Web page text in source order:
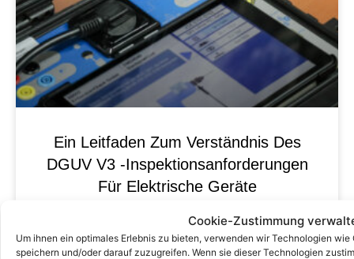
Cookie-Zustimmung
Um ihnen ein optimales Erlebnis zu bieten, verwenden wir Technologien
speichern und/oder darauf zuzugreifen. Wenn sie dieser Technologien
Ein Leitfaden Zum Verständnis Des
DGUV V3 -Inspektionsanforderungen
Für Elektrische Geräte